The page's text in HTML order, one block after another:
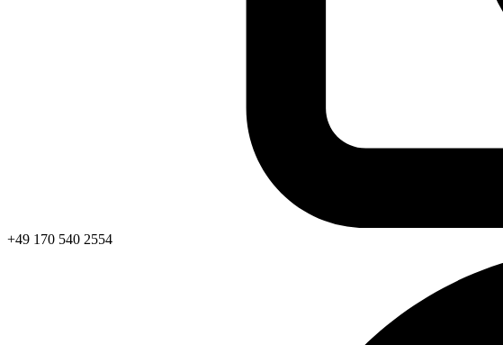
+49 170 540 2554